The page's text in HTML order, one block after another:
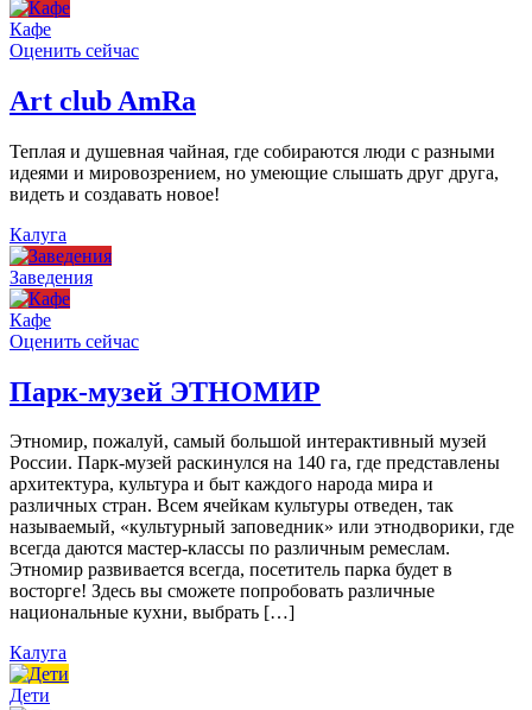
Кафе
Оценить сейчас
Art сlub AmRa
Теплая и душевная чайная, где собираются люди с разными
идеями и мировозрением, но умеющие слышать друг друга,
видеть и создавать новое!
Калуга
Заведения
Кафе
Оценить сейчас
Парк-музей ЭТНОМИР
Этномир, пожалуй, самый большой интерактивный музей
России. Парк-музей раскинулся на 140 га, где представлены
архитектура, культура и быт каждого народа мира и
различных стран. Всем ячейкам культуры отведен, так
называемый, «культурный заповедник» или этнодворики, где
всегда даются мастер-классы по различным ремеслам.
Этномир развивается всегда, посетитель парка будет в
восторге! Здесь вы сможете попробовать различные
национальные кухни, выбрать […]
Калуга
Дети